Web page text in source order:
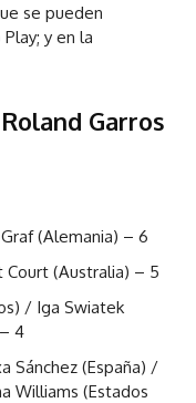
se pueden
y en la
Garros
(Alemania) – 6
Court (Australia) – 5
/ Iga Swiatek
4
Sánchez (España) /
Williams (Estados